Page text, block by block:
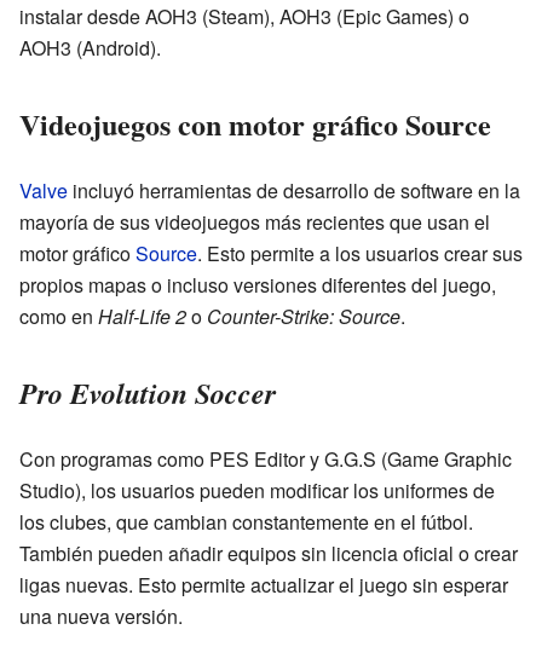
instalar desdeAOH3 (Steam), AOH3 (Epic Games) o
AOH3 (Android).
Videojuegos con motor gráfico Source
Valve incluyó herramientas de desarrollo de software en la
mayoría de sus videojuegos más recientes que usan el
motor gráficoSource. Esto permite a los usuarios crear sus
propios mapas o incluso versiones diferentes del juego,
como en Half-Life 2o Counter-Strike: Source.
Pro Evolution Soccer
Con programas como PES Editor y G.G.S (Game Graphic
Studio), los usuarios pueden modificar los uniformes de
los clubes, que cambian constantemente en el fútbol.
También pueden añadir equipos sin licencia oficial o crear
ligas nuevas. Esto permite actualizar el juego sin esperar
una nueva versión.